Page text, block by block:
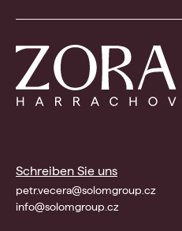
Schreiben Sie uns
petr.vecera@solomgroup.cz
info@solomgroup.cz